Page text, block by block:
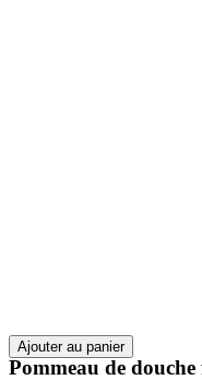
Ajouter au panier
Pommeau de